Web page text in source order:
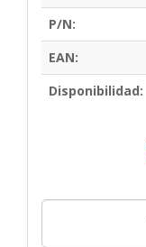
P/N:
EAN:
Disponibilidad: